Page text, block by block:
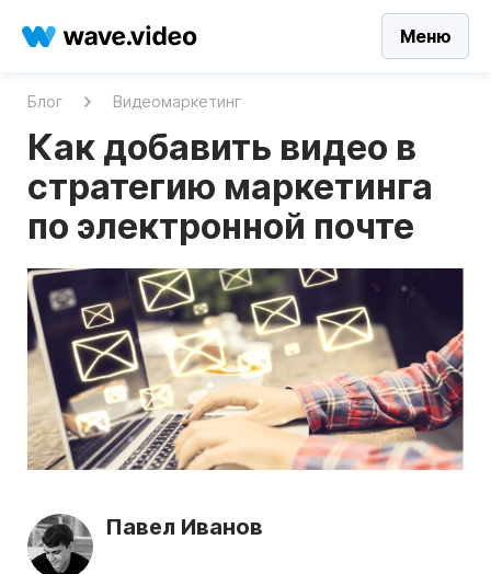
Меню
Блог Видеомаркетинг
Как добавить видео в
стратегию маркетинга
по электронной почте
Павел Иванов